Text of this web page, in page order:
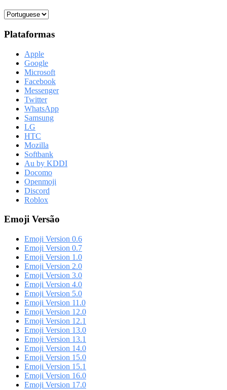
Plataformas
Apple
Google
Microsoft
Facebook
Messenger
Twitter
WhatsApp
Samsung
LG
HTC
Mozilla
Softbank
Au by KDDI
Docomo
Openmoji
Discord
Roblox
Emoji Versão
Emoji Version 0.6
Emoji Version 0.7
Emoji Version 1.0
Emoji Version 2.0
Emoji Version 3.0
Emoji Version 4.0
Emoji Version 5.0
Emoji Version 11.0
Emoji Version 12.0
Emoji Version 12.1
Emoji Version 13.0
Emoji Version 13.1
Emoji Version 14.0
Emoji Version 15.0
Emoji Version 15.1
Emoji Version 16.0
Emoji Version 17.0